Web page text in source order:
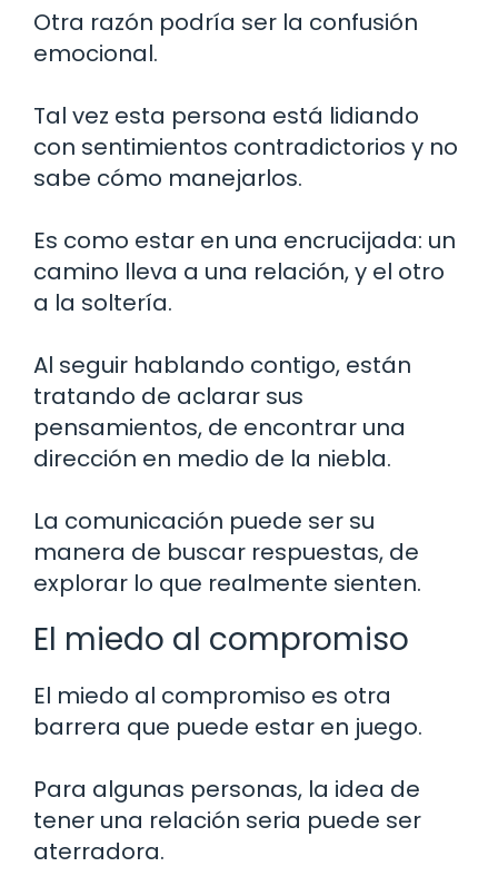
Otra razón podría ser la confusión
emocional.
Tal vez esta persona está lidiando
con sentimientos contradictorios y no
sabe cómo manejarlos.
Es como estar en una encrucijada: un
camino lleva a una relación, y el otro
a la soltería.
Al seguir hablando contigo, están
tratando de aclarar sus
pensamientos, de encontrar una
dirección en medio de la niebla.
La comunicación puede ser su
manera de buscar respuestas, de
explorar lo que realmente sienten.
El miedo al compromiso
El miedo al compromiso es otra
barrera que puede estar en juego.
Para algunas personas, la idea de
tener una relación seria puede ser
aterradora.